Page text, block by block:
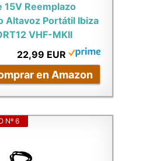
15V Reemplazo
Altavoz Portátil Ibiza
VHF-MKII
22,99 EUR
en Amazon
Nº 6